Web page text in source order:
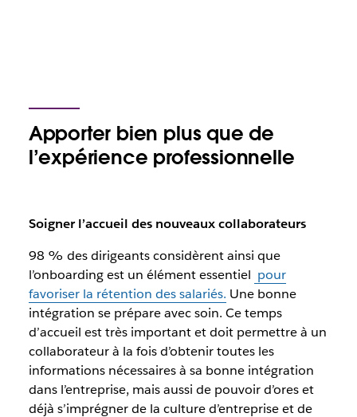
Apporter bien plus que de
l’expérience professionnelle
Soigner l’accueil des nouveaux collaborateurs
98 % des dirigeants considèrent ainsi que
l’onboarding est un élément essentiel pour
favoriser la rétention des salariés. Une bonne
intégration se prépare avec soin. Ce temps
d’accueil est très important et doit permettre à un
collaborateur à la fois d’obtenir toutes les
informations nécessaires à sa bonne intégration
dans l’entreprise, mais aussi de pouvoir d’ores et
déjà s’imprégner de la culture d’entrepriseet de